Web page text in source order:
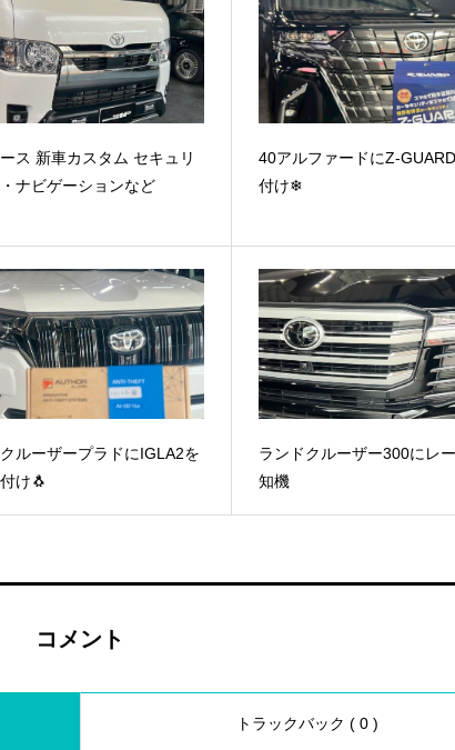
ス 新車カスタム セキュリ
ナビゲーションなど
40アルファードにZ-
付け❄
ルーザープラドにIGLA2を
け🐧
ランドクルーザー300にレ
知機
コメント
トラックバック ( 0 )